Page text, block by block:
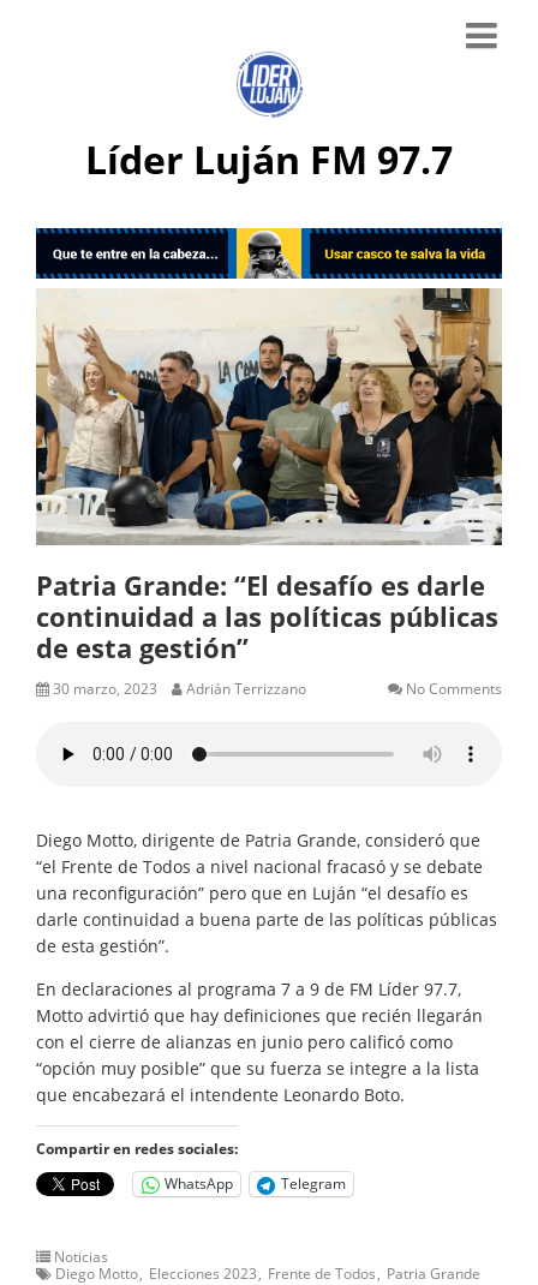
Líder Luján FM 97.7
Patria Grande: “El desafío es darle
continuidad a las políticas públicas
de esta gestión”
30 marzo, 2023 Adrián Terrizzano No Comments
Diego Motto, dirigente de Patria Grande, consideró que
“el Frente de Todos a nivel nacional fracasó y se debate
una reconfiguración” pero que en Luján “el desafío es
darle continuidad a buena parte de las políticas públicas
de esta gestión”.
En declaraciones al programa 7 a 9 de FM Líder 97.7,
Motto advirtió que hay definiciones que recién llegarán
con el cierre de alianzas en junio pero calificó como
“opción muy posible” que su fuerza se integre a la lista
que encabezará el intendente Leonardo Boto.
Compartir en redes sociales:
WhatsApp
Telegram
Noticias
Diego Motto Elecciones 2023 Frente de Todos Patria Grande